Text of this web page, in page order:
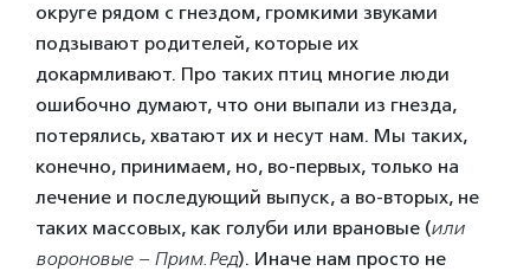
округе рядом с гнездом, громкими звуками
подзывают родителей, которые их
докармливают. Про таких птиц многие люди
ошибочно думают, что они выпали из гнезда,
потерялись, хватают их и несут нам. Мы таких,
конечно, принимаем, но, во-первых, только на
лечение и последующий выпуск, а во-вторых, не
таких массовых, как голуби или врановые (или
вороновые – Прим.Ред). Иначе нам просто не